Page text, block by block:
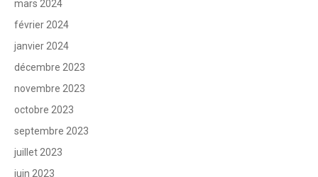
mars 2024
février 2024
janvier 2024
décembre 2023
novembre 2023
octobre 2023
septembre 2023
juillet 2023
juin 2023